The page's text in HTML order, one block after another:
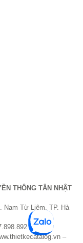
THÔNG TÂN NHẬT
Nam Từ Liêm, TP. Hà
–